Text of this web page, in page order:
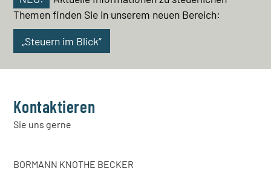
Themen finden Sie in unserem neuen Bereich:
„Steuern im Blick“
Kontaktieren
Sie uns gerne
BORMANN KNOTHE BECKER